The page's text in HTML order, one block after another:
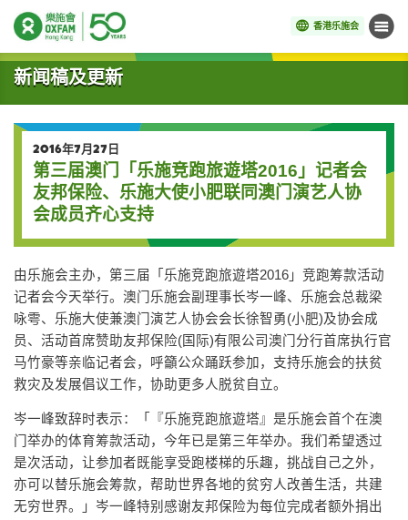
香港乐施会 菜单
开始主要内容
新闻稿及更新
2016年7月27日
第三届澳门「乐施竞跑旅遊塔2016」记者会
友邦保险、乐施大使小肥联同澳门演艺人协
会成员齐心支持
由乐施会主办，第三届「乐施竞跑旅遊塔2016」竞跑筹款活动
记者会今天举行。澳门乐施会副理事长岑一峰、乐施会总裁梁
咏雩、乐施大使兼澳门演艺人协会会长徐智勇(小肥)及协会成
员、活动首席赞助友邦保险(国际)有限公司澳门分行首席执行官
马竹豪等亲临记者会，呼籲公众踊跃参加，支持乐施会的扶贫
救灾及发展倡议工作，协助更多人脱贫自立。
岑一峰致辞时表示：「『乐施竞跑旅遊塔』是乐施会首个在澳
门举办的体育筹款活动，今年已是第三年举办。我们希望透过
是次活动，让参加者既能享受跑楼梯的乐趣，挑战自己之外，
亦可以替乐施会筹款，帮助世界各地的贫穷人改善生活，共建
无穷世界。」岑一峰特别感谢友邦保险为每位完成者额外捐出